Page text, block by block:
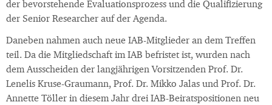
der bevorstehende Evaluationsprozess und die Qualifizierung
der Senior Researcher auf der Agenda.
Daneben nahmen auch neue IAB-Mitglieder an dem Treffen
teil. Da die Mitgliedschaft im IAB befristet ist, wurden nach
dem Ausscheiden der langjährigen Vorsitzenden Prof. Dr.
Lenelis Kruse-Graumann, Prof. Dr. Mikko Jalas und Prof. Dr.
Annette Töller in diesem Jahr drei IAB-Beiratspositionen neu